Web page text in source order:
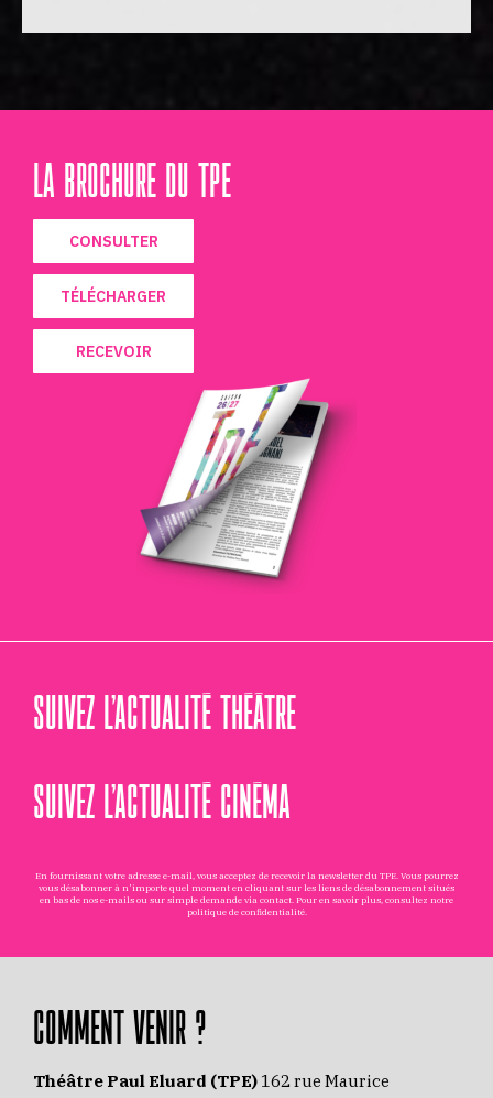
LA BROCHURE DU TPE
CONSULTER
TÉLÉCHARGER
RECEVOIR
SUIVEZ L’ACTUALITÉ THÉÂTRE
SUIVEZ L’ACTUALITÉ CINÉMA
En fournissant votre adresse e-mail, vous acceptez de recevoir la newsletter du TPE. Vous pourrez
vous désabonner à n'importe quel moment en cliquant sur les liens de désabonnement situés
en bas de nos e-mails ou sur simple demande via contact . Pour en savoir plus, consultez notre
politique de confidentialité.
COMMENT VENIR ?
Théâtre Paul Eluard (TPE) 162 rue Maurice